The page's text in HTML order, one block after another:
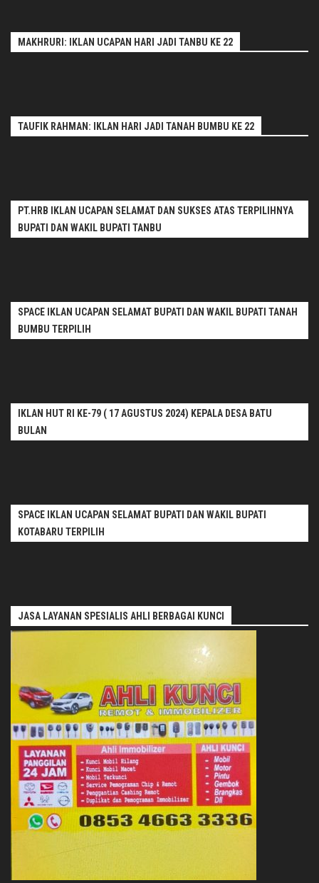
MAKHRURI: IKLAN UCAPAN HARI JADI TANBU KE 22
TAUFIK RAHMAN: IKLAN HARI JADI TANAH BUMBU KE 22
PT.HRB IKLAN UCAPAN SELAMAT DAN SUKSES ATAS TERPILIHNYA
BUPATI DAN WAKIL BUPATI TANBU
SPACE IKLAN UCAPAN SELAMAT BUPATI DAN WAKIL BUPATI TANAH
BUMBU TERPILIH
IKLAN HUT RI KE-79 ( 17 AGUSTUS 2024) KEPALA DESA BATU
BULAN
SPACE IKLAN UCAPAN SELAMAT BUPATI DAN WAKIL BUPATI
KOTABARU TERPILIH
JASA LAYANAN SPESIALIS AHLI BERBAGAI KUNCI